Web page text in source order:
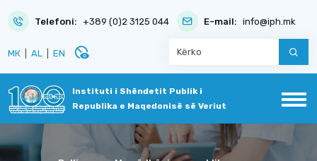
Telefoni: +389 (0)2 3125 044 E-mail: info@iph.mk
МК AL EN disabled_visible
Instituti i Shëndetit Publik i
Republika e Maqedonisë së Veriut